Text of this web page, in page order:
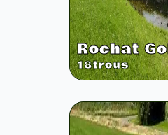
Rochat
18trous